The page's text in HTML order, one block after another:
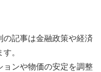
記事は金融政策や経済
。
ョンや物価の安定を調整